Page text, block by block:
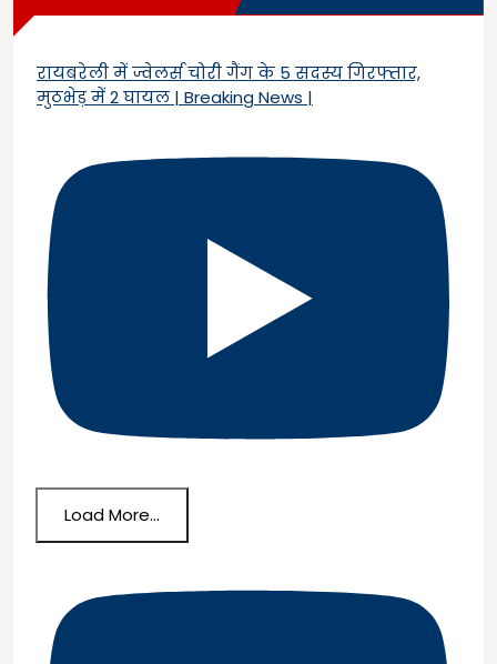
रायबरेली में ज्वेलर्स चोरी गैंग के 5 सदस्य गिरफ्तार,
मुठभेड़ में 2 घायल | Breaking News |
Load More...